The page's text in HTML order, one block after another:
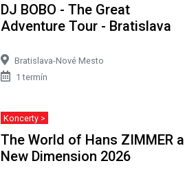
DJ BOBO - The Great
Adventure Tour - Bratislava
Bratislava-Nové Mesto
1 termín
Koncerty >
The World of Hans ZIMMER a
New Dimension 2026